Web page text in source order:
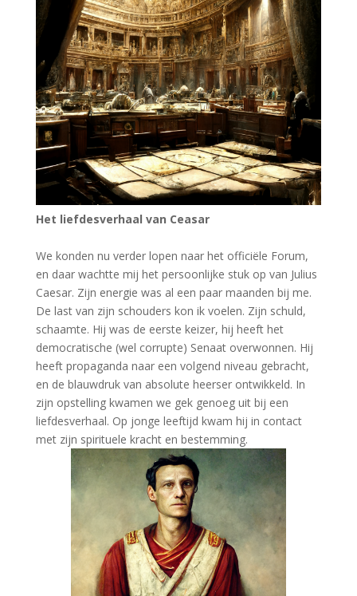
Het liefdesverhaal van Ceasar
We konden nu verder lopen naar het officiële Forum,
en daar wachtte mij het persoonlijke stuk op van Julius
Caesar. Zijn energie was al een paar maanden bij me.
De last van zijn schouders kon ik voelen. Zijn schuld,
schaamte. Hij was de eerste keizer, hij heeft het
democratische (wel corrupte) Senaat overwonnen. Hij
heeft propaganda naar een volgend niveau gebracht,
en de blauwdruk van absolute heerser ontwikkeld. In
zijn opstelling kwamen we gek genoeg uit bij een
liefdesverhaal. Op jonge leeftijd kwam hij in contact
met zijn spirituele kracht en bestemming.